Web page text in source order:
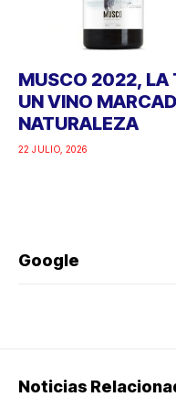
MUSCO 2022, LA
UN VINO
NATURALEZA
22 JULIO, 2026
Google
Noticias